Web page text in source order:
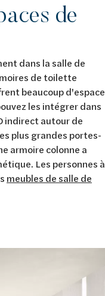
de
dans la salle de
de toilette
beaucoup d'espace
les intégrer dans
indirect autour de
plus grandes portes-
armoire colonne a
Les personnes à
meubles de salle de